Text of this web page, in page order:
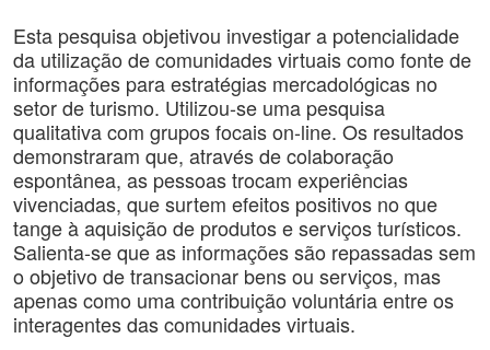
Esta pesquisa objetivou investigar a potencialidade
da utilização de comunidades virtuais como fonte de
informações para estratégias mercadológicas no
setor de turismo. Utilizou-se uma pesquisa
qualitativa com grupos focais on-line. Os resultados
demonstraram que, através de colaboração
espontânea, as pessoas trocam experiências
vivenciadas, que surtem efeitos positivos no que
tange à aquisição de produtos e serviços turísticos.
Salienta-se que as informações são repassadas sem
o objetivo de transacionar bens ou serviços, mas
apenas como uma contribuição voluntária entre os
interagentes das comunidades virtuais.